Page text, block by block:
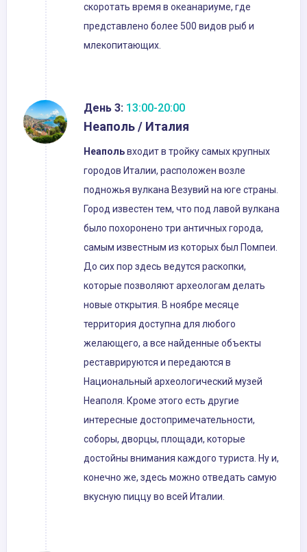
скоротать время в океанариуме, где
представлено более 500 видов рыб и
млекопитающих.
День 3: 13:00-20:00
Неаполь / Италия
Неапольвходит в тройку самых крупных
городов Италии, расположен возле
подножья вулкана Везувий на юге страны.
Город известен тем, что под лавой вулкана
было похоронено три античных города,
самым известным из которых был Помпеи.
До сих пор здесь ведутся раскопки,
которые позволяют археологам делать
новые открытия. В ноябре месяце
территория доступна для любого
желающего, а все найденные объекты
реставрируются и передаются в
Национальный археологический музей
Неаполя. Кроме этого есть другие
интересные достопримечательности,
соборы, дворцы, площади, которые
достойны внимания каждого туриста. Ну и,
конечно же, здесь можно отведать самую
вкусную пиццу во всей Италии.